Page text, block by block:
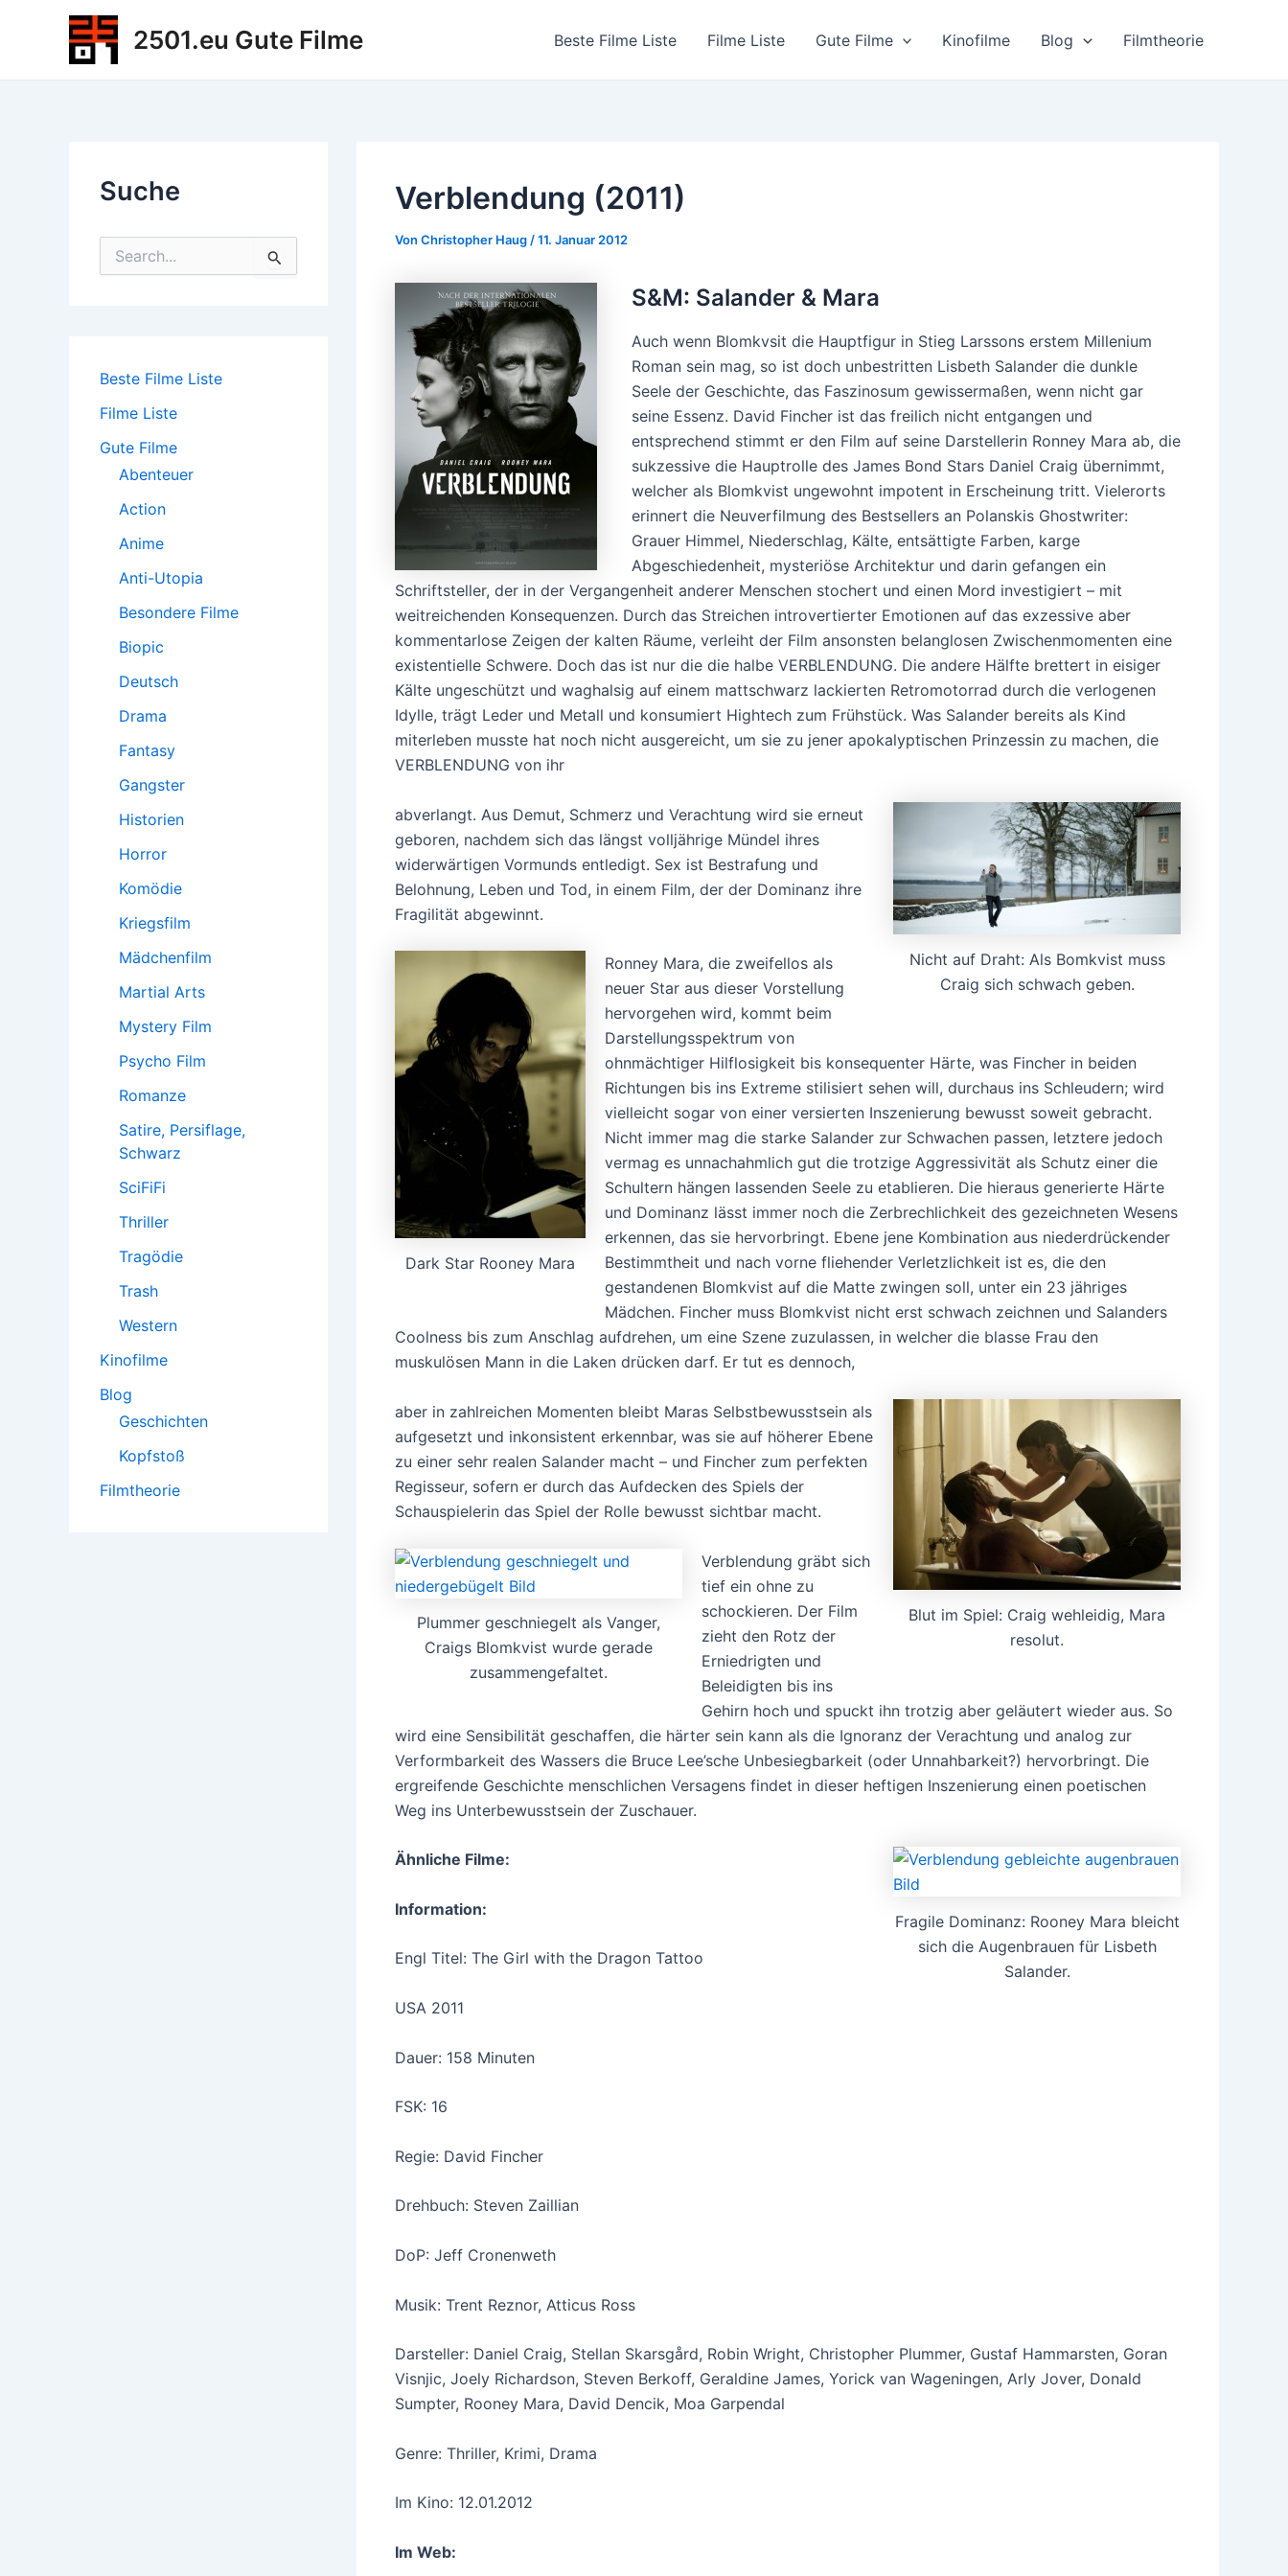
2501.eu Gute Filme Beste Filme Liste Filme Liste Gute Filme Kinofilme Blog Filmtheorie
Suche
a
h
Beste Filme Liste
Filme Liste
Gute Filme
Abenteuer
Action
Anime
Anti-Utopia
Besondere Filme
Biopic
Deutsch
Drama
Fantasy
Gangster
Historien
Horror
Komödie
Kriegsfilm
Mädchenfilm
Martial Arts
Mystery Film
Psycho Film
Romanze
Satire, Persiflage,
Schwarz
SciFiFi
Thriller
Tragödie
Trash
Western
Kinofilme
Blog
Geschichten
Kopfstoß
Filmtheorie
Verblendung (2011)
Von Christopher Haug /11. Januar 2012
S&M: Salander & Mara
Auch wenn Blomkvsit die Hauptfigur in Stieg Larssons erstem Millenium
Roman sein mag, so ist doch unbestritten Lisbeth Salander die dunkle
Seele der Geschichte, das Faszinosum gewissermaßen, wenn nicht gar
seine Essenz. David Fincher ist das freilich nicht entgangen und
entsprechend stimmt er den Film auf seine Darstellerin Ronney Mara ab, die
sukzessive die Hauptrolle des James Bond Stars Daniel Craig übernimmt,
welcher als Blomkvist ungewohnt impotent in Erscheinung tritt. Vielerorts
erinnert die Neuverfilmung des Bestsellers an Polanskis Ghostwriter:
Grauer Himmel, Niederschlag, Kälte, entsättigte Farben, karge
Abgeschiedenheit, mysteriöse Architektur und darin gefangen ein
Schriftsteller, der in der Vergangenheit anderer Menschen stochert und einen Mord investigiert – mit
weitreichenden Konsequenzen. Durch das Streichen introvertierter Emotionen auf das exzessive aber
kommentarlose Zeigen der kalten Räume, verleiht der Film ansonsten belanglosen Zwischenmomenten eine
existentielle Schwere. Doch das ist nur die die halbe VERBLENDUNG. Die andere Hälfte brettert in eisiger
Kälte ungeschützt und waghalsig auf einem mattschwarz lackierten Retromotorrad durch die verlogenen
Idylle, trägt Leder und Metall und konsumiert Hightech zum Frühstück. Was Salander bereits als Kind
miterleben musste hat noch nicht ausgereicht, um sie zu jener apokalyptischen Prinzessin zu machen, die
VERBLENDUNG von ihr
Nicht auf Draht: Als Bomkvist muss
Craig sich schwach geben.
abverlangt. Aus Demut, Schmerz und Verachtung wird sie erneut
geboren, nachdem sich das längst volljährige Mündel ihres
widerwärtigen Vormunds entledigt. Sex ist Bestrafung und
Belohnung, Leben und Tod, in einem Film, der der Dominanz ihre
Fragilität abgewinnt.
Dark Star Rooney Mara
Ronney Mara, die zweifellos als
neuer Star aus dieser Vorstellung
hervorgehen wird, kommt beim
Darstellungsspektrum von
ohnmächtiger Hilflosigkeit bis konsequenter Härte, was Fincher in beiden
Richtungen bis ins Extreme stilisiert sehen will, durchaus ins Schleudern; wird
vielleicht sogar von einer versierten Inszenierung bewusst soweit gebracht.
Nicht immer mag die starke Salander zur Schwachen passen, letztere jedoch
vermag es unnachahmlich gut die trotzige Aggressivität als Schutz einer die
Schultern hängen lassenden Seele zu etablieren. Die hieraus generierte Härte
und Dominanz lässt immer noch die Zerbrechlichkeit des gezeichneten Wesens
erkennen, das sie hervorbringt. Ebene jene Kombination aus niederdrückender
Bestimmtheit und nach vorne fliehender Verletzlichkeit ist es, die den
gestandenen Blomkvist auf die Matte zwingen soll, unter ein 23 jähriges
Mädchen. Fincher muss Blomkvist nicht erst schwach zeichnen und Salanders
Coolness bis zum Anschlag aufdrehen, um eine Szene zuzulassen, in welcher die blasse Frau den
muskulösen Mann in die Laken drücken darf. Er tut es dennoch,
Blut im Spiel: Craig wehleidig, Mara
resolut.
aber in zahlreichen Momenten bleibt Maras Selbstbewusstsein als
aufgesetzt und inkonsistent erkennbar, was sie auf höherer Ebene
zu einer sehr realen Salander macht – und Fincher zum perfekten
Regisseur, sofern er durch das Aufdecken des Spiels der
Schauspielerin das Spiel der Rolle bewusst sichtbar macht.
Plummer geschniegelt als Vanger,
Craigs Blomkvist wurde gerade
zusammengefaltet.
Verblendung gräbt sich
tief ein ohne zu
schockieren. Der Film
zieht den Rotz der
Erniedrigten und
Beleidigten bis ins
Gehirn hoch und spuckt ihn trotzig aber geläutert wieder aus. So
wird eine Sensibilität geschaffen, die härter sein kann als die Ignoranz der Verachtung und analog zur
Verformbarkeit des Wassers die Bruce Lee’sche Unbesiegbarkeit (oder Unnahbarkeit?) hervorbringt. Die
ergreifende Geschichte menschlichen Versagens findet in dieser heftigen Inszenierung einen poetischen
Weg ins Unterbewusstsein der Zuschauer.
Fragile Dominanz: Rooney Mara bleicht
sich die Augenbrauen für Lisbeth
Salander.
Ähnliche Filme:
Information:
Engl Titel: The Girl with the Dragon Tattoo
USA 2011
Dauer: 158 Minuten
FSK: 16
Regie: David Fincher
Drehbuch: Steven Zaillian
DoP: Jeff Cronenweth
Musik: Trent Reznor, Atticus Ross
Darsteller: Daniel Craig, Stellan Skarsgård, Robin Wright, Christopher Plummer, Gustaf Hammarsten, Goran
Visnjic, Joely Richardson, Steven Berkoff, Geraldine James, Yorick van Wageningen, Arly Jover, Donald
Sumpter, Rooney Mara, David Dencik, Moa Garpendal
Genre: Thriller, Krimi, Drama
Im Kino: 12.01.2012
Im Web: